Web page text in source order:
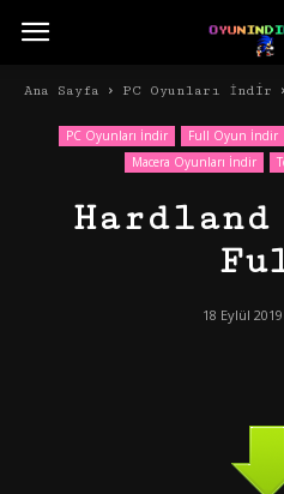
Ana Sayfa PC Oyunları İndir
PC Oyunları İndir Full Oyun İndir
Macera Oyunları İndir
18 Eylül 2019